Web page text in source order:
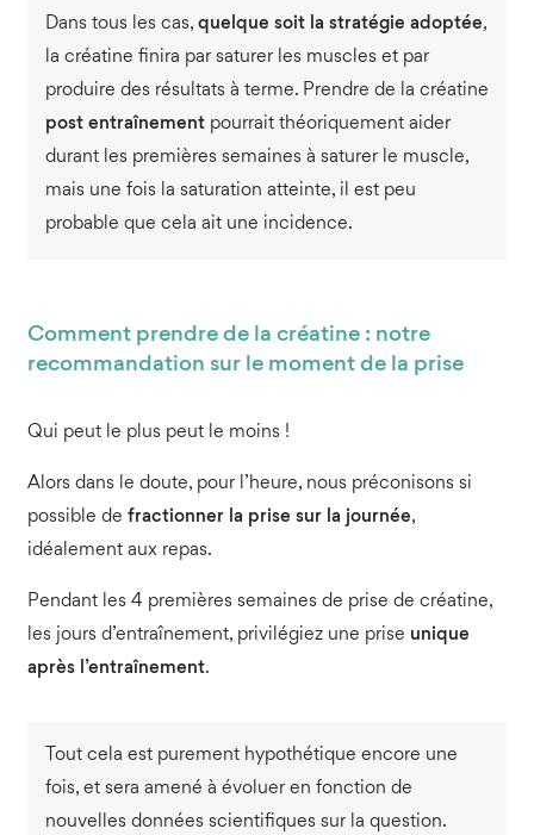
Dans tous les cas, quelque soit la stratégie adoptée,
la créatine finira par saturer les muscles et par
produire des résultats à terme. Prendre de la créatine
post entraînementpourrait théoriquement aider
durant les premières semaines à saturer le muscle,
mais une fois la saturation atteinte, il est peu
probable que cela ait une incidence.
Comment prendre de la créatine : notre
recommandation sur le moment de la prise
Qui peut le plus peut le moins !
Alors dans le doute, pour l’heure, nous préconisons si
possible de fractionner la prise sur la journée,
idéalement aux repas.
Pendant les 4 premières semaines de prise de créatine,
les jours d’entraînement, privilégiez une prise unique
après l’entraînement.
Tout cela est purement hypothétique encore une
fois, et sera amené à évoluer en fonction de
nouvelles données scientifiques sur la question.